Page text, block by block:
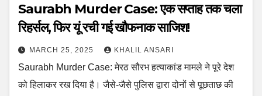
Saurabh Murder Case: एक सप्ताह तक चला
रिहर्सल, फिर यूं रची गई खौफनाक साजिश!
MARCH 25, 2025 KHALIL ANSARI
Saurabh Murder Case: मेरठ सौरभ हत्याकांड मामले ने पूरे देश
को हिलाकर रख दिया है। जैसे-जैसे पुलिस द्वारा दोनों से पूछताछ की